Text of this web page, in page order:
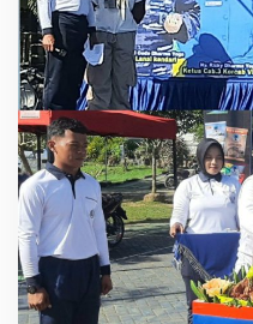
r
i
n
g
a
t
a
n
H
a
r
i
J
a
d